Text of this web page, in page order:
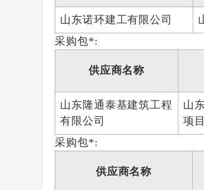
山东诺环建工有限公司
采购包*:
供应商名称
山东隆通泰基建筑工程
有限公司
山
项
采购包*:
供应商名称